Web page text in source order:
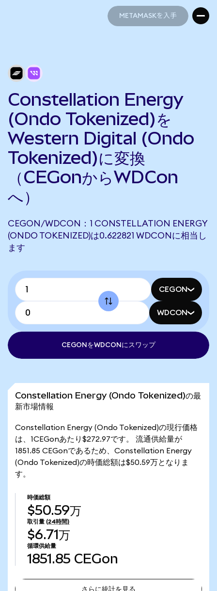
METAMASKを入手
Constellation Energy
(Ondo Tokenized)を
Western Digital (Ondo
Tokenized)に変換
（CEGonからWDCon
へ）
CEGON/WDCON：1 CONSTELLATION ENERGY
(ONDO TOKENIZED)は0.622821 WDCONに相当し
ます
CEGON
WDCON
CEGONをWDCONにスワップ
Constellation Energy (Ondo Tokenized)の最
新市場情報
Constellation Energy (Ondo Tokenized)の現行価格
は、1CEGonあたり$272.97です。 流通供給量が
1851.85 CEGonであるため、Constellation Energy
(Ondo Tokenized)の時価総額は$50.59万となりま
す。
時価総額
$50.59万
取引量 (24時間)
$6.71万
循環供給量
1851.85 CEGon
さらに統計を見る